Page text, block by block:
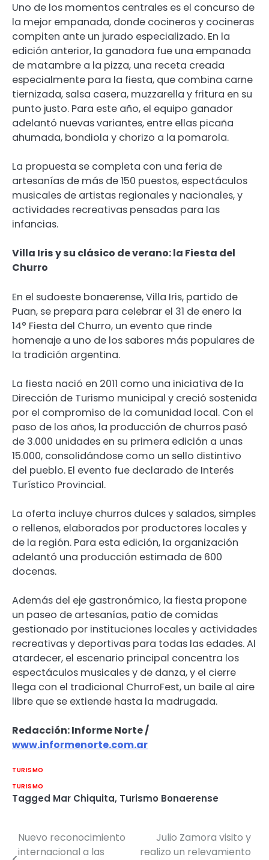
Uno de los momentos centrales es el concurso de
la mejor empanada, donde cocineros y cocineras
compiten ante un jurado especializado. En la
edición anterior, la ganadora fue una empanada
de matambre a la pizza, una receta creada
especialmente para la fiesta, que combina carne
tiernizada, salsa casera, muzzarella y fritura en su
punto justo. Para este año, el equipo ganador
adelantó nuevas variantes, entre ellas picaña
ahumada, bondiola y chorizo a la pomarola.
La propuesta se completa con una feria de
artesanías de más de 150 puestos, espectáculos
musicales de artistas regionales y nacionales, y
actividades recreativas pensadas para las
infancias.
Villa Iris y su clásico de verano: la Fiesta del
Churro
En el sudoeste bonaerense, Villa Iris, partido de
Puan, se prepara para celebrar el 31 de enero la
14° Fiesta del Churro, un evento que rinde
homenaje a uno de los sabores más populares de
la tradición argentina.
La fiesta nació en 2011 como una iniciativa de la
Dirección de Turismo municipal y creció sostenida
por el compromiso de la comunidad local. Con el
paso de los años, la producción de churros pasó
de 3.000 unidades en su primera edición a unas
15.000, consolidándose como un sello distintivo
del pueblo. El evento fue declarado de Interés
Turístico Provincial.
La oferta incluye churros dulces y salados, simples
o rellenos, elaborados por productores locales y
de la región. Para esta edición, la organización
adelantó una producción estimada de 600
docenas.
Además del eje gastronómico, la fiesta propone
un paseo de artesanías, patio de comidas
gestionado por instituciones locales y actividades
recreativas y deportivas para todas las edades. Al
atardecer, el escenario principal concentra los
espectáculos musicales y de danza, y el cierre
llega con el tradicional ChurroFest, un baile al aire
libre que se extiende hasta la madrugada.
Redacción: Informe Norte /
www.informenorte.com.ar
TURISMO
TURISMO
Tagged Mar Chiquita, Turismo Bonaerense
Navegación
Nuevo reconocimiento
internacional a las
Julio Zamora visito y
realizo un relevamiento